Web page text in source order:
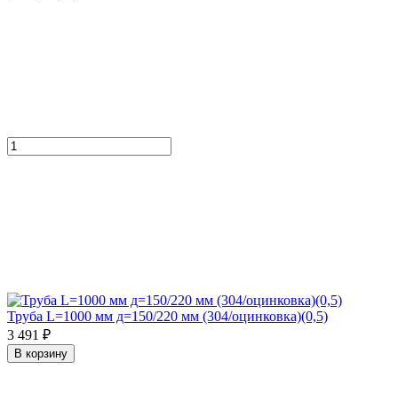
Труба L=1000 мм д=150/220 мм (304/оцинковка)(0,5)
3 491 ₽
В корзину